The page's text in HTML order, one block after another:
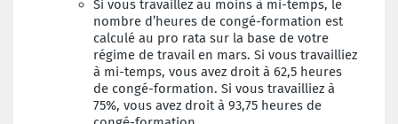
Si vous travaillez au moins à mi-temps, le
nombre d’heures de congé-formation est
calculé au pro rata sur la base de votre
régime de travail en mars. Si vous travailliez
à mi-temps, vous avez droit à 62,5 heures
de congé-formation. Si vous travailliez à
75%, vous avez droit à 93,75 heures de